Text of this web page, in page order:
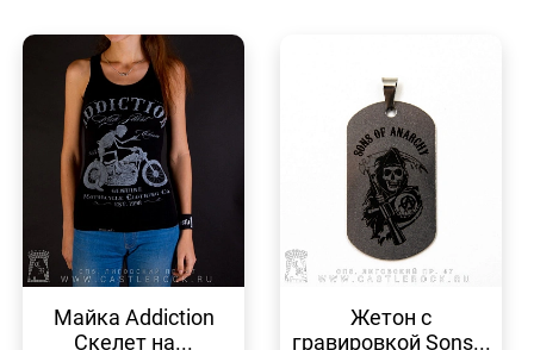
ПРОСМОТР
Майка Addiction
Скелет на...
ПРОСМОТР
Жетон с
гравировкой Sons...